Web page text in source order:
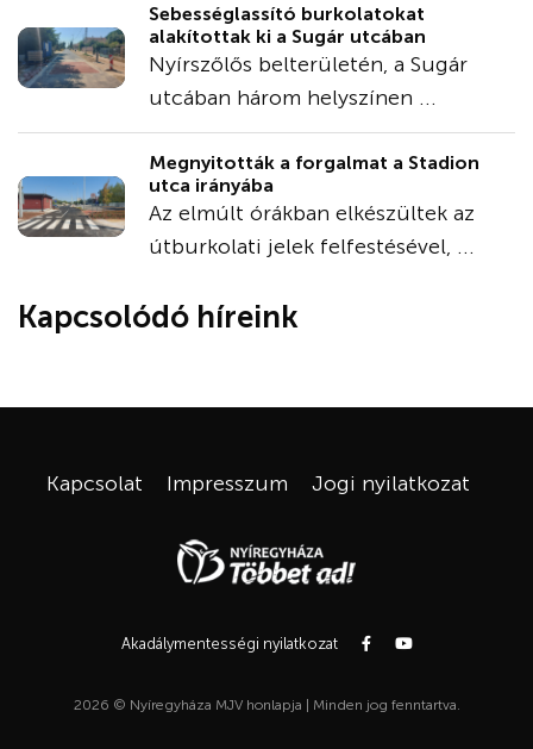
Sebességlassító burkolatokat
alakítottak ki a Sugár utcában
Nyírszőlős belterületén, a Sugár
utcában három helyszínen ...
Megnyitották a forgalmat a Stadion
utca irányába
Az elmúlt órákban elkészültek az
útburkolati jelek felfestésével, ...
Kapcsolódó híreink
Kapcsolat Impresszum Jogi nyilatkozat
Akadálymentességi nyilatkozat
2026 © Nyíregyháza MJV honlapja | Minden jog fenntartva.